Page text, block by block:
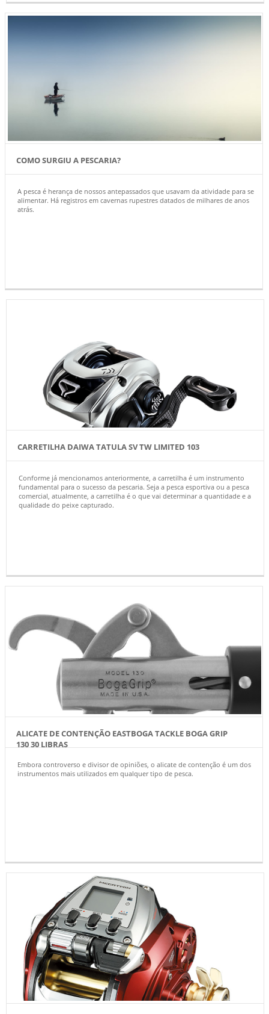
COMO SURGIU A PESCARIA?
A pesca é herança de nossos antepassados que usavam da atividade para se
alimentar. Há registros em cavernas rupestres datados de milhares de anos
atrás.
CARRETILHA DAIWA TATULA SV TW LIMITED 103
Conforme já mencionamos anteriormente, a carretilha é um instrumento
fundamental para o sucesso da pescaria. Seja a pesca esportiva ou a pesca
comercial, atualmente, a carretilha é o que vai determinar a quantidade e a
qualidade do peixe capturado.
ALICATE DE CONTENÇÃO EASTBOGA TACKLE BOGA GRIP
130 30 LIBRAS
Embora controverso e divisor de opiniões, o alicate de contenção é um dos
instrumentos mais utilizados em qualquer tipo de pesca.